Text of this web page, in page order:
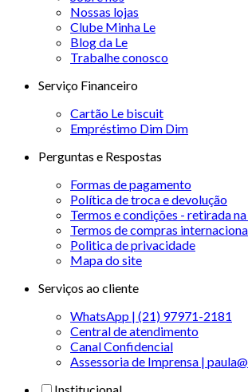
Nossas lojas
Clube Minha Le
Blog da Le
Trabalhe conosco
Serviço Financeiro
Cartão Le biscuit
Empréstimo Dim Dim
Perguntas e Respostas
Formas de pagamento
Política de troca e devolução
Termos e condições - retirada
Termos de compras
Politica de privacidade
Mapa do site
Serviços ao cliente
WhatsApp | (21) 97971-2181
Central de atendimento
Canal Confidencial
Assessoria de Imprensa |